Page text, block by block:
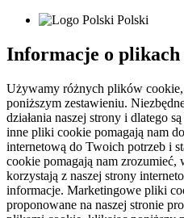
Polski
Informacje o plikach
Używamy różnych plików
poniższym zestawieniu.
działania naszej strony i dlatego
inne pliki cookie pomagają nam
internetową do Twoich potrzeb i
cookie pomagają nam
korzystają z naszej strony
informacje. Marketingowe pliki
proponowane na naszej stronie